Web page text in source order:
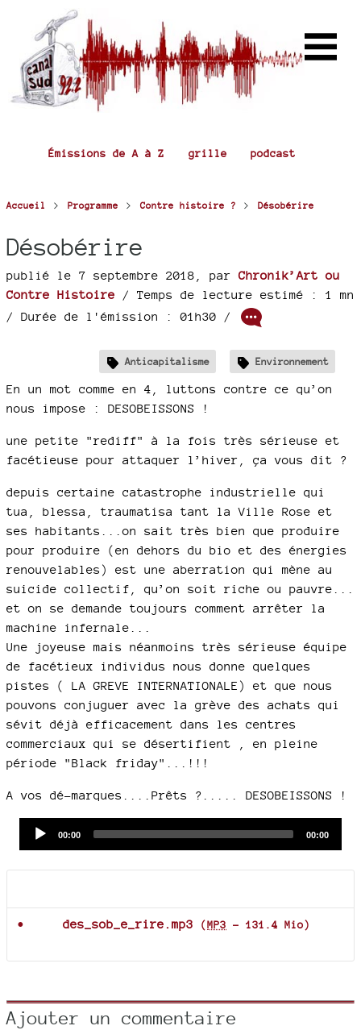
Émissions de A à Z grille podcast
Accueil > Programme > Contre histoire ? > Désobérire
Désobérire
publié le 7 septembre 2018 parChronik’Art ou
Contre Histoire / Temps de lecture estimé : 1 mn
/ Durée de l'émission : 01h30 /
Anticapitalisme Environnement
En un mot comme en 4, luttons contre ce qu’on
nous impose : DESOBEISSONS !
une petite "rediff" à la fois très sérieuse et
facétieuse pour attaquer l’hiver, ça vous dit ?
depuis certaine catastrophe industrielle qui
tua, blessa, traumatisa tant la Ville Rose et
ses habitants...on sait très bien que produire
pour produire (en dehors du bio et des énergies
renouvelables) est une aberration qui mène au
suicide collectif, qu’on soit riche ou pauvre...
et on se demande toujours comment arrêter la
machine infernale...
Une joyeuse mais néanmoins très sérieuse équipe
de facétieux individus nous donne quelques
pistes ( LA GREVE INTERNATIONALE) et que nous
pouvons conjuguer avec la grève des achats qui
sévit déjà efficacement dans les centres
commerciaux qui se désertifient , en pleine
période "Black friday"...!!!
A vos dé-marques....Prêts ?..... DESOBEISSONS !
Current
00:00
Total
00:00
des_sob_e_rire.mp3 (MP3 - 131.4 Mio)
Ajouter un commentaire